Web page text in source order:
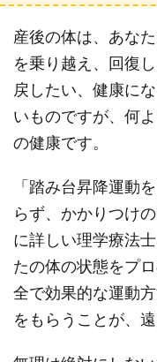
産後の体は、あな
を乗り越え、回復
戻したい、健康に
いものですが、何
の健康です。
「踏み台昇降運動
らず、かかりつけ
に詳しい理学療法
たの体の状態をプ
全で効果的な運動
をもらうことが、